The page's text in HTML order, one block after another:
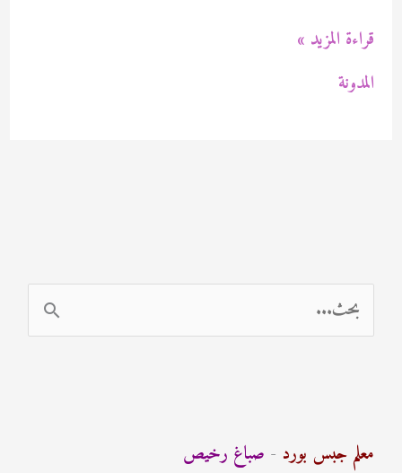
صباغ
ورق
جدران
قراءة المزيد »
المدونة
ل
ث
معلم جبس بورد - صباغ رخيص